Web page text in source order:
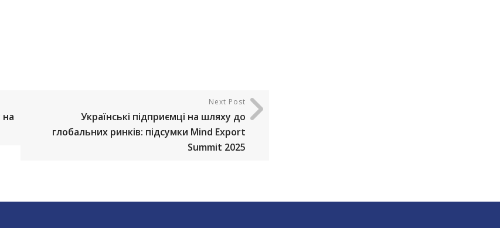
на
Next Post
Українські підприємці на шляху до
глобальних ринків: підсумки Mind Export
Summit 2025